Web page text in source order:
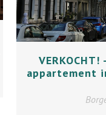
appartement